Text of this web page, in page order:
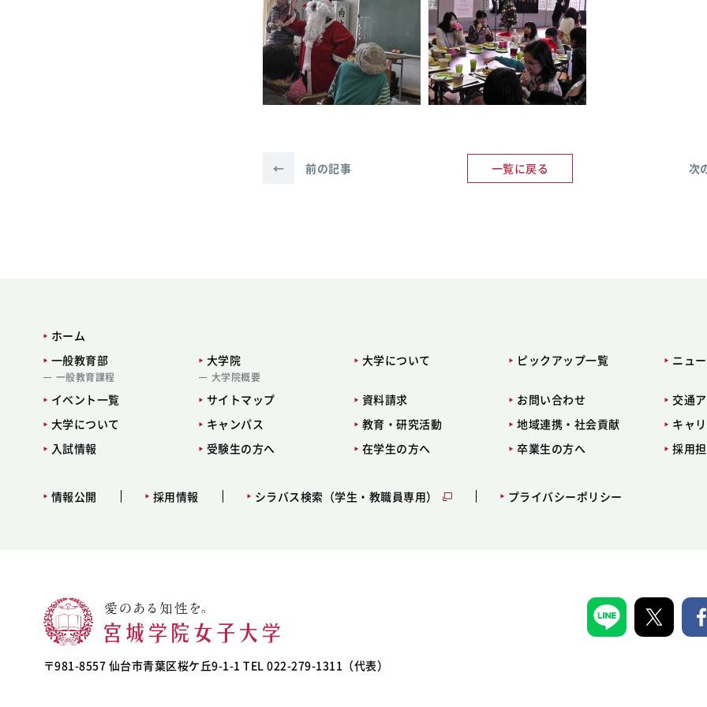
← 前の記事 一覧に戻る 次
ホーム
一般教育部
一般教育課程
大学院
大学院概要
大学について ピックアップ一覧 ニュ
イベント一覧 サイトマップ 資料請求 お問い合わせ
交通
大学について
キャンパス 教育・研究活動 地域連携・社会貢献
キャ
入試情報
受験生の方へ 在学生の方へ 卒業生の方へ 採用
情報公開 採用情報 シラバス検索（学生・教職員専用） プライバシーポリシー
〒981-8557 仙台市青葉区桜ケ丘9-1-1 TEL 022-279-1311（代表）